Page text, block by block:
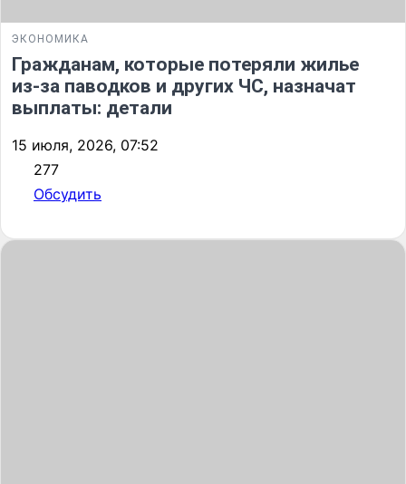
ЭКОНОМИКА
Гражданам, которые потеряли жилье
из-за паводков и других ЧС, назначат
выплаты: детали
15 июля, 2026, 07:52
277
Обсудить